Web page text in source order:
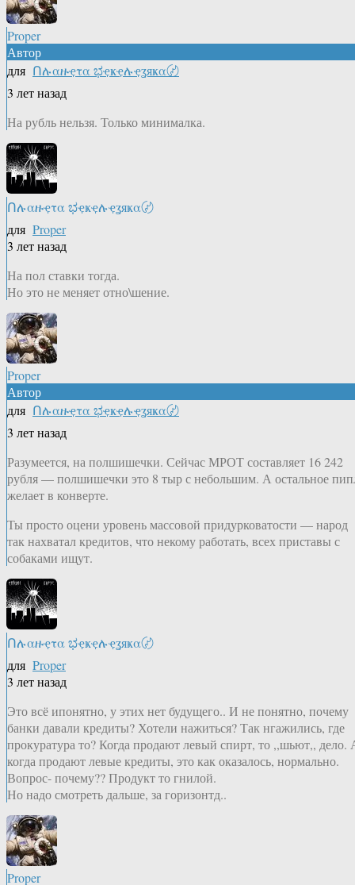
Proper
Автор
для Ոሉαዙҿτα ಭҿҝҿሉҿʓяҝα〄
3 лет назад
На рубль нельзя. Только минималка.
Ոሉαዙҿτα ಭҿҝҿሉҿʓяҝα〄
для Proper
3 лет назад
На пол ставки тогда.
Но это не меняет отно\шение.
Proper
Автор
для Ոሉαዙҿτα ಭҿҝҿሉҿʓяҝα〄
3 лет назад
Разумеется, на полшишечки. Сейчас МРОТ составляет 16 242
рубля — полшишечки это 8 тыр с небольшим. А остальное
желает в конверте.
Ты просто оцени уровень массовой придурковатости — народ
так нахватал кредитов, что некому работать, всех приставы с
собаками ищут.
Ոሉαዙҿτα ಭҿҝҿሉҿʓяҝα〄
для Proper
3 лет назад
Это всё ипонятно, у этих нет будущего.. И не понятно, почему
банки давали кредиты? Хотели нажиться? Так нгажились, где
прокуратура то? Когда продают левый спирт, то ,,шьют,, дело.
когда продают левые кредиты, это как оказалось, нормально.
Вопрос- почему?? Продукт то гнилой.
Но надо смотреть дальше, за горизонтд..
Proper